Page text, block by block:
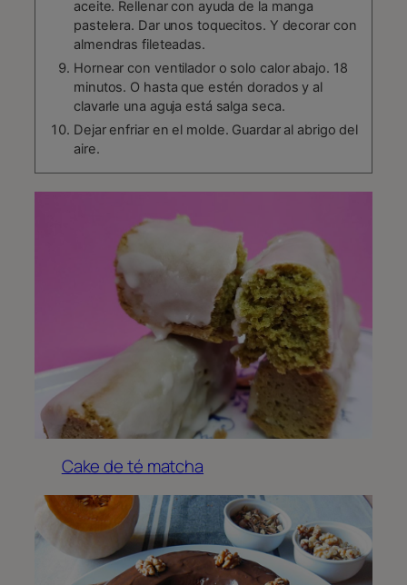
aceite. Rellenar con ayuda de la manga
pastelera. Dar unos toquecitos. Y decorar con
almendras fileteadas.
Hornear con ventilador o solo calor abajo. 18
minutos. O hasta que estén dorados y al
clavarle una aguja está salga seca.
Dejar enfriar en el molde. Guardar al abrigo del
aire.
Cake de té matcha